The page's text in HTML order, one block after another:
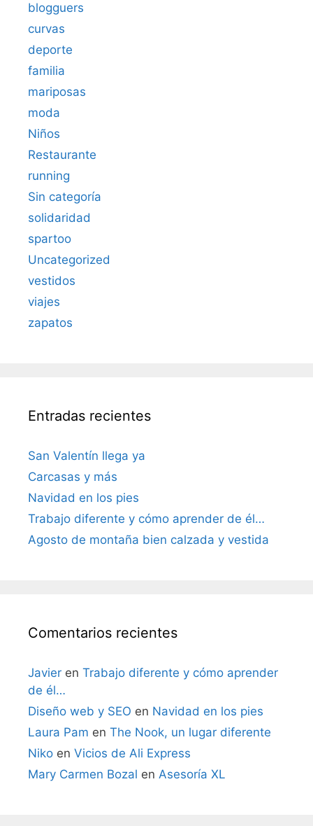
blogguers
curvas
deporte
familia
mariposas
moda
Niños
Restaurante
running
Sin categoría
solidaridad
spartoo
Uncategorized
vestidos
viajes
zapatos
Entradas recientes
San Valentín llega ya
Carcasas y más
Navidad en los pies
Trabajo diferente y cómo aprender de él…
Agosto de montaña bien calzada y vestida
Comentarios recientes
Javier en Trabajo diferente y cómo aprender
de él…
Diseño web y SEO en Navidad en los pies
Laura Pam en The Nook, un lugar diferente
Niko en Vicios de Ali Express
Mary Carmen Bozal en Asesoría XL